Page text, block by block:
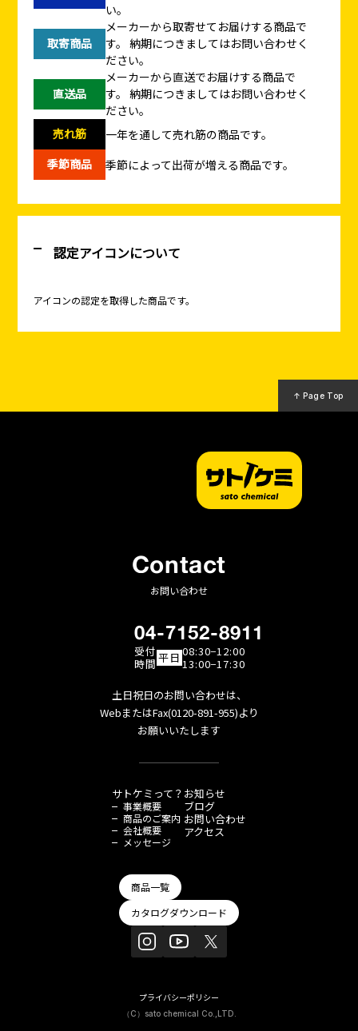
い。
取寄商品
メーカーから取寄せてお届けする商品で
す。 納期につきましてはお問い合わせく
ださい。
直送品
メーカーから直送でお届けする商品で
す。 納期につきましてはお問い合わせく
ださい。
売れ筋
一年を通して売れ筋の商品です。
季節商品
季節によって出荷が増える商品です。
認定アイコンについて
アイコンの認定を取得した商品です。
↑ Page Top
Contact
お問い合わせ
04-7152-8911
受付
時間平日 08:30−12:00
13:00−17:30
土日祝日のお問い合わせは、
WebまたはFax(0120-891-955)より
お願いいたします
サトケミって？
事業概要
商品のご案内
会社概要
メッセージ
お知らせ
ブログ
お問い合わせ
アクセス
商品一覧
カタログダウンロード
プライバシーポリシー
（C）sato chemical Co.,LTD.